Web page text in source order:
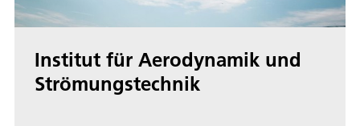
Institut für Aerodynamik und
Strömungstechnik